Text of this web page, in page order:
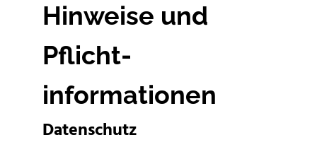
Hinweise und
Pflicht­
informationen
Datenschutz